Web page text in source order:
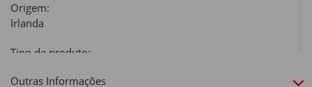
Origem:
Irlanda
Tipo de produto:
Outras Informações